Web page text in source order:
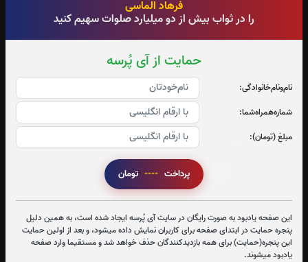
فرهاد الماسی
را در ثواب بیش از دو میلیارد صلوات سهیم کنید
حمایت از آی پُرسه
نام‌و‌نام‌خانوادگی:
شماره‌همراه‌شما:
مبلغ (تومان):
پرداخت ----
این صفحه یادبود به صورت رایگان در سایت آی پُرسه ایجاد شده است، به همین دلیل
پنجره حمایت در ابتدای صفحه برای کاربران نمایش داده میشود، و بعد از اولین حمایت
این پنجره(حمایت) برای همه بازدیدکنندگان حذف خواهد شد و مستقیما وارد صفحه
یادبود میشوند.
آدرس آرامگاه : خضر
تعداد بازدید : 55
اشتراک گذاری